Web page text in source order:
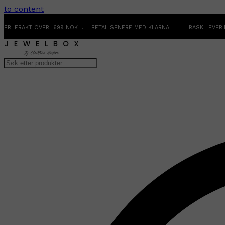
to content
FRI FRAKT OVER 699 NOK . BETAL SENERE MED KLARNA . RASK